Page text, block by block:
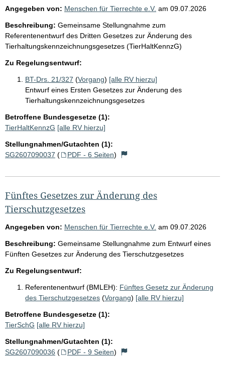
Angegeben von: Menschen für Tierrechte e.V. am 09.07.2026
Beschreibung: Gemeinsame Stellungnahme zum
Referentenentwurf des Dritten Gesetzes zur Änderung des
Tierhaltungskennzeichnungsgesetzes (TierHaltKennzG)
Zu Regelungsentwurf:
BT-Drs. 21/327 (Vorgang) [alle RV hierzu]
Entwurf eines Ersten Gesetzes zur Änderung des
Tierhaltungskennzeichnungsgesetzes
Betroffene Bundesgesetze (1):
TierHaltKennzG [alle RV hierzu]
Stellungnahmen/Gutachten (1):
SG2607090037 ( PDF - 6 Seiten)
Fünftes Gesetzes zur Änderung des
Tierschutzgesetzes
Angegeben von: Menschen für Tierrechte e.V. am 09.07.2026
Beschreibung: Gemeinsame Stellungnahme zum Entwurf eines
Fünften Gesetzes zur Änderung des Tierschutzgesetzes
Zu Regelungsentwurf:
Referentenentwurf (BMLEH): Fünftes Gesetz zur Änderung
des Tierschutzgesetzes (Vorgang) [alle RV hierzu]
Betroffene Bundesgesetze (1):
TierSchG [alle RV hierzu]
Stellungnahmen/Gutachten (1):
SG2607090036 ( PDF - 9 Seiten)